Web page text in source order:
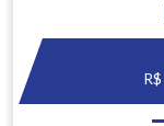
R$